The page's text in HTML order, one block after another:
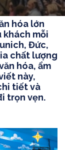
hóa lớn
mỗi
Đức,
chất lượng
hóa, ẩm
này,
tiết và
trọn vẹn.